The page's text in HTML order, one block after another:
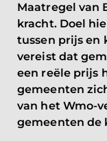
Maatregel van
kracht. Doel
tussen prijs en
vereist dat
een reële prijs
gemeenten
van het Wmo-
gemeenten de